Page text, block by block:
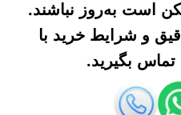
است به‌روز نباشند.
و شرایط خرید با
تماس بگیرید.